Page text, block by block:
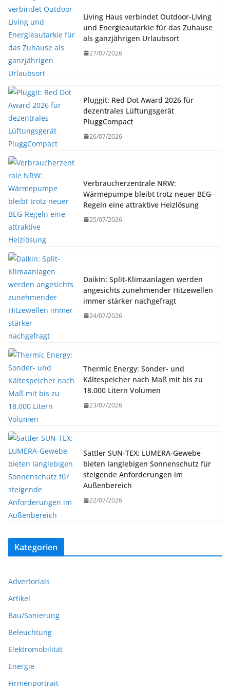
Living Haus verbindet Outdoor-Living
und Energieautarkie für das Zuhause
als ganzjährigen Urlaubsort
27/07/2026
Pluggit: Red Dot Award 2026 für
dezentrales Lüftungsgerät
PluggCompact
26/07/2026
Verbraucherzentrale NRW:
Wärmepumpe bleibt trotz neuer BEG-
Regeln eine attraktive Heizlösung
25/07/2026
Daikin: Split-Klimaanlagen werden
angesichts zunehmender Hitzewellen
immer stärker nachgefragt
24/07/2026
Thermic Energy: Sonder- und
Kältespeicher nach Maß mit bis zu
18.000 Litern Volumen
23/07/2026
Sattler SUN-TEX: LUMERA-Gewebe
bieten langlebigen Sonnenschutz für
steigende Anforderungen im
Außenbereich
22/07/2026
Kategorien
Advertorials
Artikel
Bau/Sanierung
Beleuchtung
Elektromobilität
Energie
Firmenportrait